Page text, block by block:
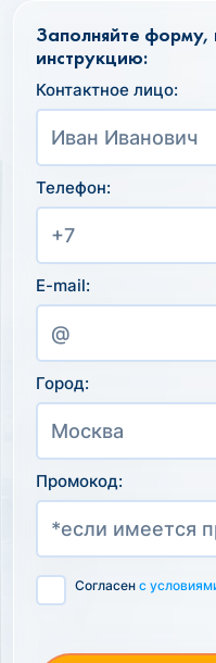
Заполняйте
инструкцию:
Контактное лицо:
Телефон:
E-mail:
Город:
Промокод:
Согласен с